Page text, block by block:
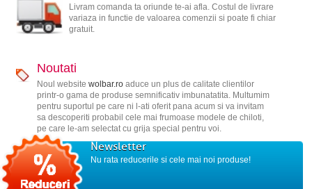
Livram comanda ta oriunde te-ai afla. Costul de livrare
variaza in functie de valoarea comenzii si poate fi chiar
gratuit.
Noutati
Noul website wolbar.roaduce un plus de calitate clientilor
printr-o gama de produse semnificativ imbunatatita. Multumim
pentru suportul pe care ni l-ati oferit pana acum si va invitam
sa descoperiti probabil cele mai frumoase modele de chiloti,
pe care le-am selectat cu grija special pentru voi.
Newsletter
Nu rata reducerile si cele mai noi produse!